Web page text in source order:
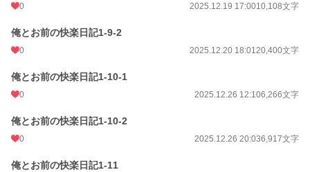
0 2025.12.19 17:0010,108文字
俺とお前の快楽日記1-9-2
0 2025.12.20 18:0120,400文字
俺とお前の快楽日記1-10-1
0 2025.12.26 12:106,266文字
俺とお前の快楽日記1-10-2
0 2025.12.26 20:036,917文字
俺とお前の快楽日記1-11